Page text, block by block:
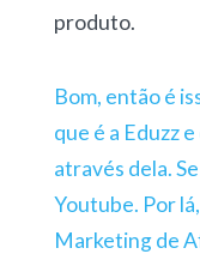
produto.
Bom, então é
que é a Eduzz
através dela.
Youtube. Por
Marketing de